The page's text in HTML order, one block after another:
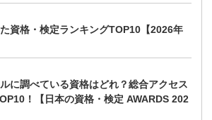
資格・検定ランキングTOP10【2026年
に調べている資格はどれ？総合アクセス
！【日本の資格・検定 AWARDS 202